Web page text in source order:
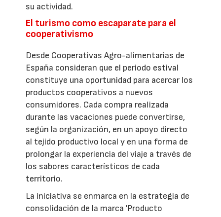
su actividad.
El turismo como escaparate para el
cooperativismo
Desde Cooperativas Agro-alimentarias de
España consideran que el periodo estival
constituye una oportunidad para acercar los
productos cooperativos a nuevos
consumidores. Cada compra realizada
durante las vacaciones puede convertirse,
según la organización, en un apoyo directo
al tejido productivo local y en una forma de
prolongar la experiencia del viaje a través de
los sabores característicos de cada
territorio.
La iniciativa se enmarca en la estrategia de
consolidación de la marca 'Producto